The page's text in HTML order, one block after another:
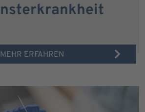
MEHR ERFAHREN